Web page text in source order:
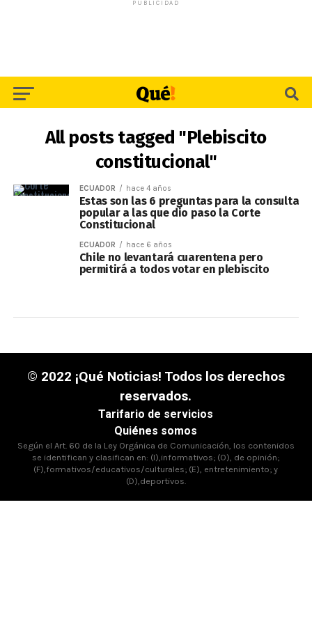
PUBLICIDAD
All posts tagged "Plebiscito
constitucional"
ECUADOR hace 4 años
Estas son las 6 preguntas para la consulta
popular a las que dio paso la Corte
Constitucional
ECUADOR hace 6 años
Chile no levantará cuarentena pero
permitirá a todos votar en plebiscito
© 2022 ¡Qué Noticias! Todos los derechos
reservados.
Tarifario de servicios
Quiénes somos
Según el Art. 60 de la Ley Orgánica de Comunicación, los contenidos
se identifican y clasifican en: (I),informativos; (O), de opinión;
(F),formativos/educativos/culturales; (E), entretenimiento; y
(D),deportivos.